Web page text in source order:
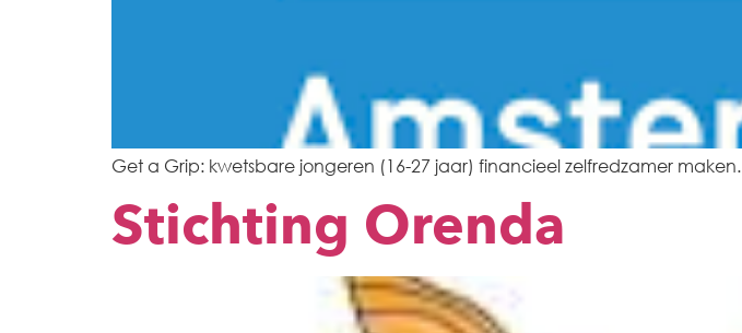
Get a Grip: kwetsbare jongeren (16-27 jaar) financieel zelfredzamer maken.
Stichting Orenda